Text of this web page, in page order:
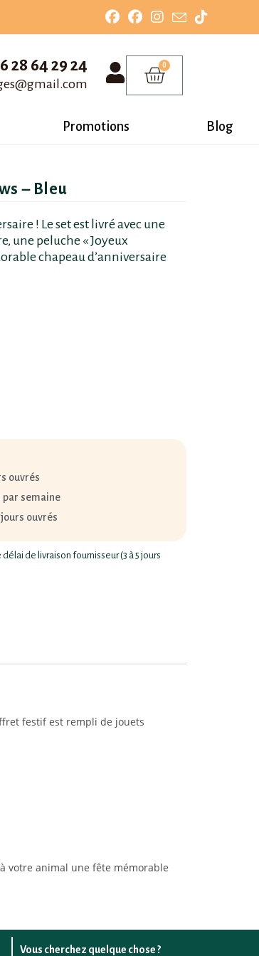
28 64 29 24 0
Promotions Blog
– Bleu
! Le set est livré avec une
une peluche « Joyeux
chapeau d’anniversaire
ouvrés
par semaine
ouvrés
de livraison fournisseur (3 à 5 jours
festif est rempli de jouets
votre animal une fête mémorable
Vous cherchez quelque chose ?